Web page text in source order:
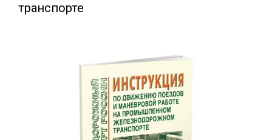
транспорте